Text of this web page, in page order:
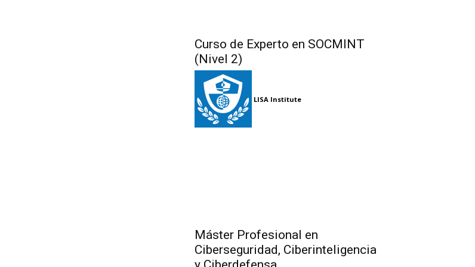
Curso de Experto en SOCMINT
(Nivel 2)
LISA Institute
Máster Profesional en
Ciberseguridad, Ciberinteligencia